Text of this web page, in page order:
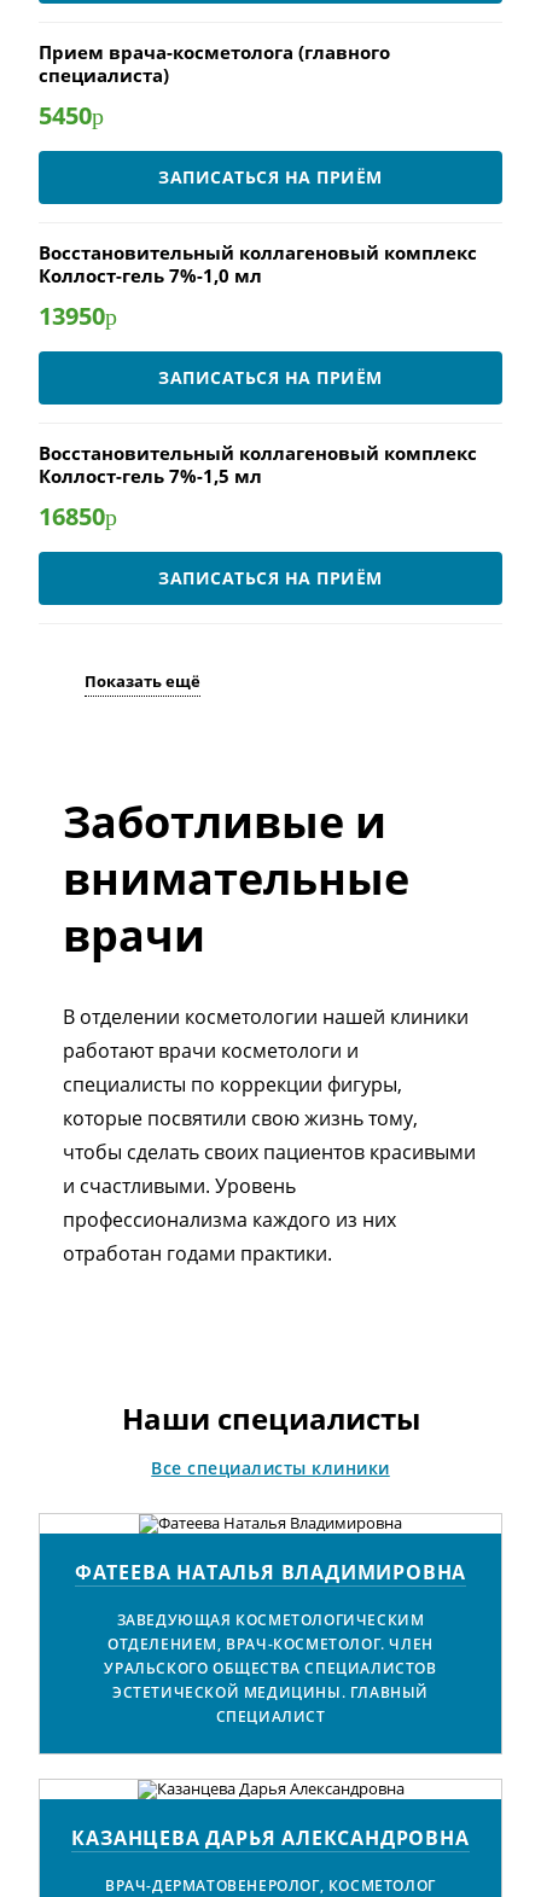
Прием врача-косметолога (главного
специалиста)
5450р
ЗАПИСАТЬСЯ НА ПРИЁМ
Восстановительный коллагеновый комплекс
Коллост-гель 7%-1,0 мл
13950р
ЗАПИСАТЬСЯ НА ПРИЁМ
Восстановительный коллагеновый комплекс
Коллост-гель 7%-1,5 мл
16850р
ЗАПИСАТЬСЯ НА ПРИЁМ
Показать ещё
Заботливые и
внимательные
врачи
В отделении косметологии нашей клиники
работают врачи косметологи и
специалисты по коррекции фигуры,
которые посвятили свою жизнь тому,
чтобы сделать своих пациентов красивыми
и счастливыми. Уровень
профессионализма каждого из них
отработан годами практики.
Наши специалисты
Все специалисты клиники
ФАТЕЕВА НАТАЛЬЯ ВЛАДИМИРОВНА
ЗАВЕДУЮЩАЯ КОСМЕТОЛОГИЧЕСКИМ
ОТДЕЛЕНИЕМ, ВРАЧ-КОСМЕТОЛОГ. ЧЛЕН
УРАЛЬСКОГО ОБЩЕСТВА СПЕЦИАЛИСТОВ
ЭСТЕТИЧЕСКОЙ МЕДИЦИНЫ. ГЛАВНЫЙ
СПЕЦИАЛИСТ
КАЗАНЦЕВА ДАРЬЯ АЛЕКСАНДРОВНА
ВРАЧ-ДЕРМАТОВЕНЕРОЛОГ, КОСМЕТОЛОГ